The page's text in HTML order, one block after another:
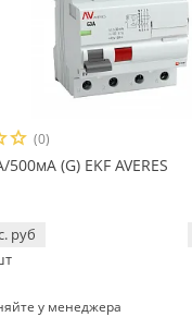
(0)
500мА (G) EKF AVERES
руб
у менеджера